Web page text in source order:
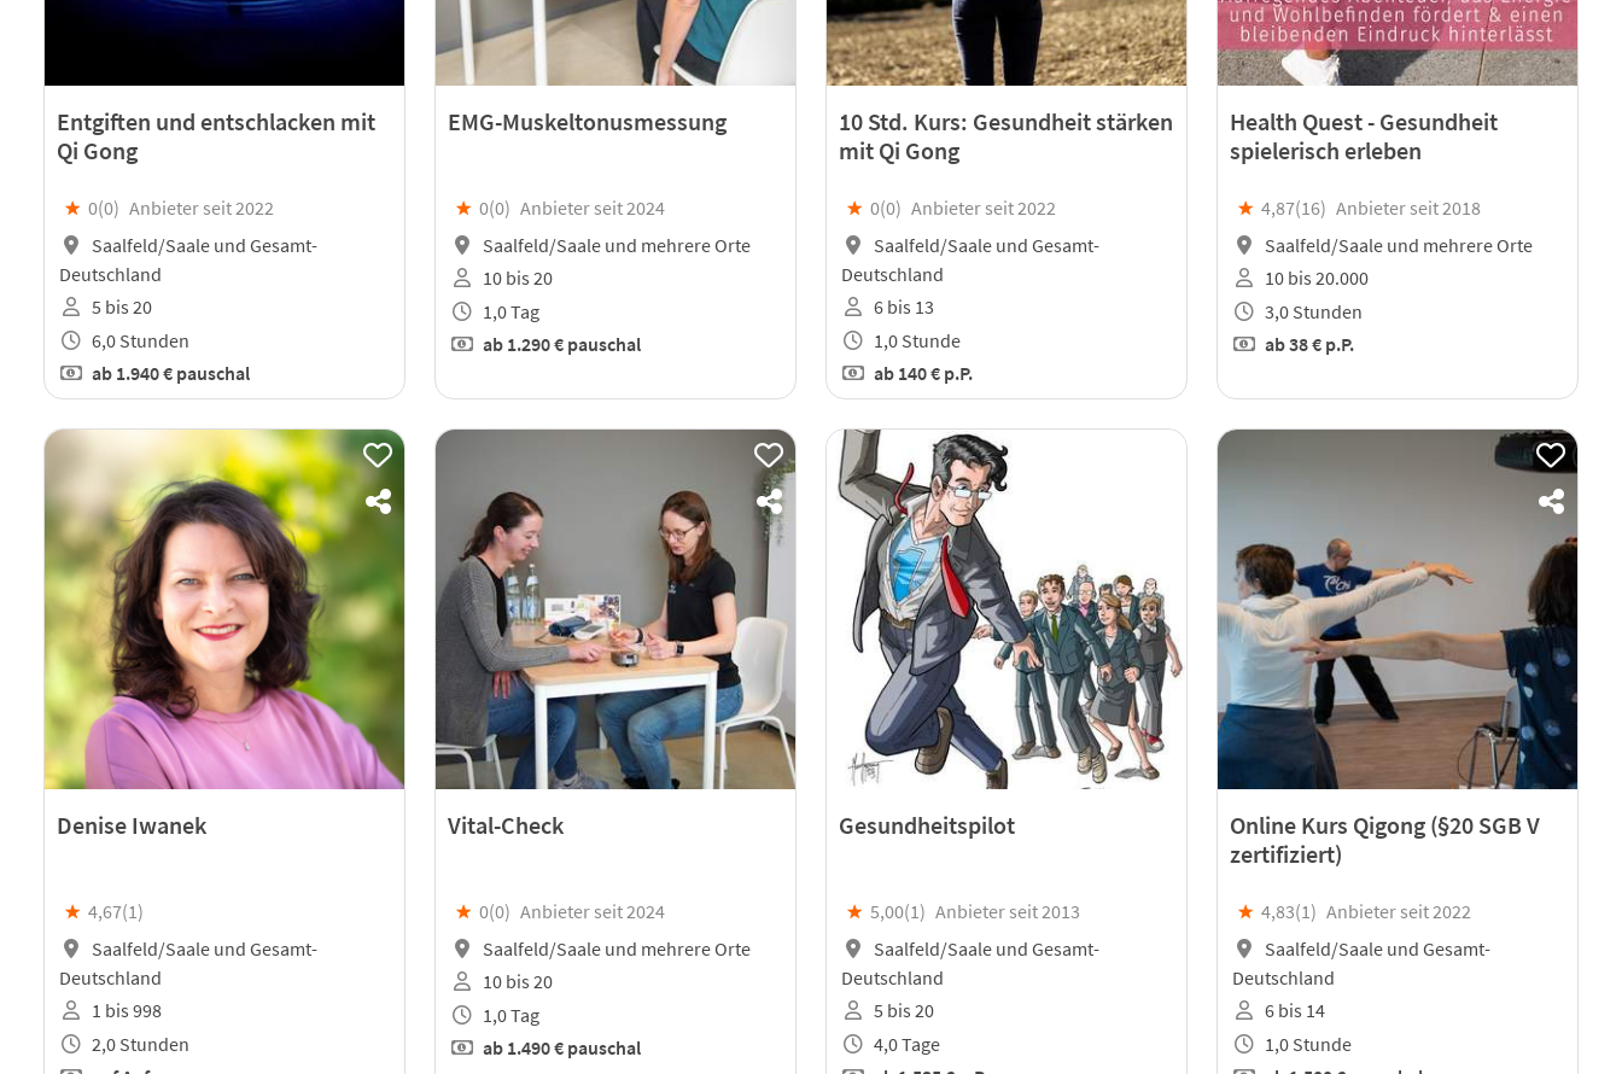
Entgiften und entschlacken mit
Qi Gong
★ 0(0) Anbieter seit 2022
Saalfeld/Saale und Gesamt-
Deutschland
5 bis 20
6,0 Stunden
ab 1.940 € pauschal
EMG-Muskeltonusmessung
★ 0(0) Anbieter seit 2024
Saalfeld/Saale und mehrere Orte
10 bis 20
1,0 Tag
ab 1.290 € pauschal
10 Std. Kurs: Gesundheit stärken
mit Qi Gong
★ 0(0) Anbieter seit 2022
Saalfeld/Saale und Gesamt-
Deutschland
6 bis 13
1,0 Stunde
ab 140 € p.P.
Health Quest - Gesundheit
spielerisch erleben
★ 4,87(16) Anbieter seit 2018
Saalfeld/Saale und mehrere Orte
10 bis 20.000
3,0 Stunden
ab38 € p.P.
Denise Iwanek
★ 4,67(1)
Saalfeld/Saale und Gesamt-
Deutschland
1 bis 998
2,0 Stunden
Vital-Check
★ 0(0) Anbieter seit 2024
Saalfeld/Saale und mehrere Orte
10 bis 20
1,0 Tag
ab 1.490 € pauschal
Gesundheitspilot
★ 5,00(1) Anbieter seit 2013
Saalfeld/Saale und Gesamt-
Deutschland
5 bis 20
4,0 Tage
Online Kurs Qigong (§20 SGB V
zertifiziert)
★ 4,83(1) Anbieter seit 2022
Saalfeld/Saale und Gesamt-
Deutschland
6 bis 14
1,0 Stunde